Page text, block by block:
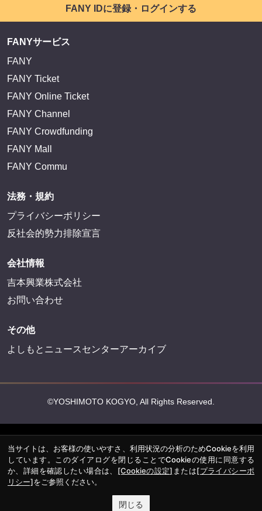
FANY IDに登録・ログインする
FANYサービス
FANY
FANY Ticket
FANY Online Ticket
FANY Channel
FANY Crowdfunding
FANY Mall
FANY Commu
法務・規約
プライバシーポリシー
反社会的勢力排除宣言
会社情報
吉本興業株式会社
お問い合わせ
その他
よしもとニュースセンターアーカイブ
©YOSHIMOTO KOGYO, All Rights Reserved.
当サイトは、お客様の使いやすさ、利用状況の分析のためCookieを利用
しています。このダイアログを閉じることでCookieの使用に同意する
か、詳細を確認したい場合は、 [Cookieの設定] または[プライバシーポ
リシー]をご参照ください。
閉じる